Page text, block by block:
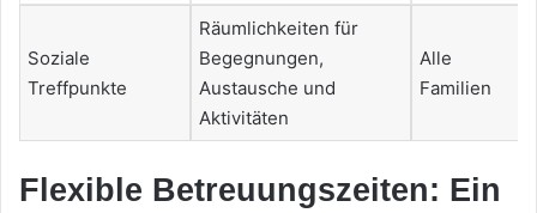
Soziale
Treffpunkte
Räumlichkeiten für
Begegnungen,
Austausche und
Aktivitäten
Alle
Familien
Flexible Betreuungszeiten: Ein